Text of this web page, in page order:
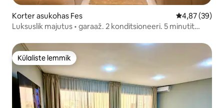
Korter asukohas Fes Keskmine
4,87 (39)
Luksuslik majutus • garaaž. 2 konditsioneeri. 5 minutit
Külaliste lemmik
Külaliste lemmik